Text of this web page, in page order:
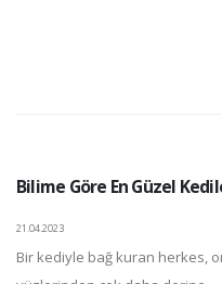
Bilime Göre En Güzel
21.04.2023
Bir kediyle bağ kuran herkes,